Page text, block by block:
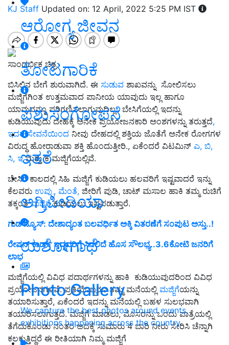
ಆರೋಗ್ಯ ಜೀವನ
ತೋಟಗಾರಿಕೆ
ಪಶುಸಂಗೋಪನೆ
ಇತರೆ
ಅಗ್ರಿಪೀಡಿಯಾ
ಯಶೋಗಾಥೆ
Photo Gallery
We capture the best photos around events,
exhibitions happening across the country
KJ Staff Updated on: 12 April, 2022 5:25 PM IST
ಸಾಂದರ್ಭಿಕ ಚಿತ್ರ
ಬಿಸಿಲಿನ ಬೇಗೆ ಶುರುವಾಗಿದೆ. ಈ ಸುಡುವ ಶಾಖವನ್ನು ಸೋಲಿಸಲು
ಮಜ್ಜಿಗೆಗಿಂತ ಉತ್ತಮವಾದ ಪಾನೀಯ ಯಾವುದು ಇಲ್ಲ ಹಾಗೂ
ಯಾವುದನ್ನೂ ಪರಿಗಣಿಸಲಾಗುವುದಿಲ್ಲ.. ಬೇಸಿಗೆಯಲ್ಲಿ ಇದನ್ನು
ಕುಡಿಯುವುದು ದೇಹಕ್ಕೆ ಅನೇಕ ಪ್ರಯೋಜನಕಾರಿ ಅಂಶಗಳನ್ನು ತರುತ್ತದೆ,
ಇದರ ಸೇವನೆಯಿಂದ ನೀವು ದೇಹದಲ್ಲಿ ಶಕ್ತಿಯ ಜೊತೆಗೆ ಅನೇಕ ರೋಗಗಳ
ವಿರುದ್ಧ ಹೋರಾಡುವಾ ಶಕ್ತಿ ಹೊಂದುತ್ತೀರಿ., ಏಕೆಂದರೆ ವಿಟಮಿನ್ ಎ, ಬಿ,
ಸಿ, ಇಮತ್ತು ಕೆ ಮಜ್ಜಿಗೆಯಲ್ಲಿವೆ.
ಬೇಸಿಗೆ ಕಾಲದಲ್ಲಿ ಸಿಹಿ ಮಜ್ಜಿಗೆ ಕುಡಿಯಲು ಹಲವರಿಗೆ ಇಷ್ಟವಾದರೆ ಇನ್ನು
ಕೆಲವರು ಉಪ್ಪು, ಮೆಂತೆ, ಜೀರಿಗೆ ಪುಡಿ, ಚಾಟ್ ಮಸಾಲ ಹಾಕಿ ತಮ್ಮ ರುಚಿಗೆ
ತಕ್ಕಂತೆಮಜ್ಜಿಗೆಕುಡಿಯಲು ಇಷ್ಟಪಡುತ್ತಾರೆ.
ಗುಡ್‌ನ್ಯೂಸ್‌: ದೇಶಾದ್ಯಂತ ಬಲವರ್ಧಿತ ಅಕ್ಕಿ ವಿತರಣೆಗೆ ಸಂಪುಟ ಅಸ್ತು..!
ರೇಷನ್‌ ಕಾರ್ಡ್‌ ಇದ್ದವರಿಗೆ ಸಿಗಲಿದೆ ಹೊಸ ಸೌಲಭ್ಯ..3.6ಕೋಟಿ ಜನರಿಗೆ
ಲಾಭ
ಮಜ್ಜಿಗೆಯಲ್ಲಿ ವಿವಿಧ ಪದಾರ್ಥಗಳನ್ನು ಹಾಕಿ ಕುಡಿಯುವುದರಿಂದ ವಿವಿಧ
ಪ್ರಯೋಜನಗಳಿವೆ. ಪ್ರತಿಯೊಬ್ಬರೂ ತಮ್ಮ ಮನೆಯಲ್ಲಿ ಮಜ್ಜಿಗೆಯನ್ನು
ತಯಾರಿಸುತ್ತಾರೆ, ಏಕೆಂದರೆ ಇದನ್ನು ಮನೆಯಲ್ಲಿ ಬಹಳ ಸುಲಭವಾಗಿ
ತಯಾರಿಸಲಾಗುತ್ತದೆ. ಮಜ್ಜಿಗೆ ಮಾಡಲು, ಮೊಸರನ್ನು ಒಂದು ಪಾತ್ರೆಯಲ್ಲಿ
ತೆಗೆದುಕೊಂಡು ನಂತರ ಅದಕ್ಕೆ ಸುಮಾರು 4 ಬಾರಿ ನೀರು ಸೇರಿಸಿ ಚೆನ್ನಾಗಿ
ಕಲಕುತ್ತಿದ್ದರೆ ಈ ರೀತಿಯಾಗಿ ನಿಮ್ಮ ಮಜ್ಜಿಗೆ